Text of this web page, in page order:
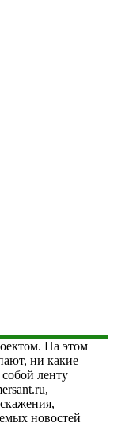
На этом
ни какие
ленту
новостей